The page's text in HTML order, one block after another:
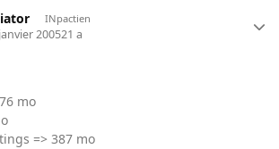
INpactien
200521 a
mo
=> 387 mo